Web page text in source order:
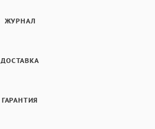
ЖУРНАЛ
ДОСТАВКА
ГАРАНТИЯ